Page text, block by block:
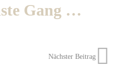
Gang …
Nächster Beitrag